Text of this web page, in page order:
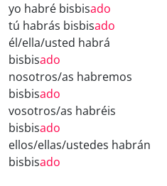
yo habré bisbisado
tú habrás bisbisado
él/ella/usted habrá
bisbisado
nosotros/as habremos
bisbisado
vosotros/as habréis
bisbisado
ellos/ellas/ustedes habrán
bisbisado